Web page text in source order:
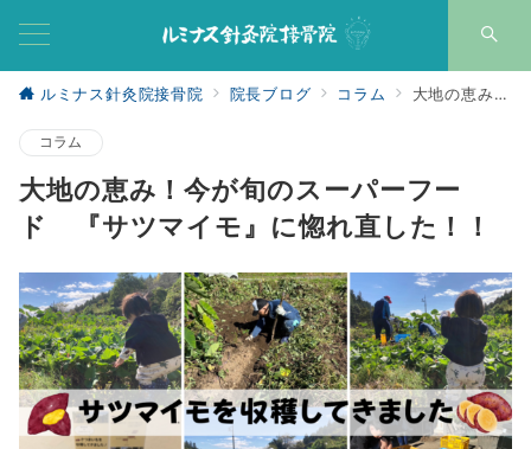
ルミナス針灸院接骨院 院長ブログ コラム 大地の恵み！今が旬のスーパーフード 『サツマイモ』に惚れ直した！！
コラム
大地の恵み！今が旬のスーパーフー
ド 『サツマイモ』に惚れ直した！！